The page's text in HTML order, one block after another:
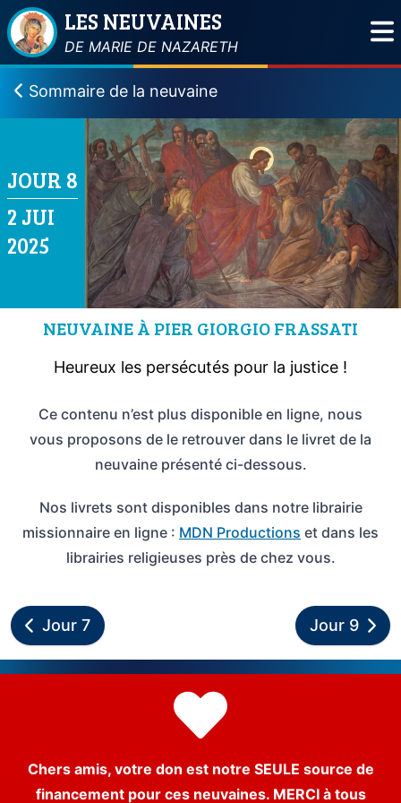
LES NEUVAINES
DE MARIE DE NAZARETH
Sommaire de la neuvaine
JOUR 8
2 JUI
2025
NEUVAINE À PIER GIORGIO FRASSATI
Heureux les persécutés pour la justice !
Ce contenu n’est plus disponible en ligne, nous
vous proposons de le retrouver dans le livret de la
neuvaine présenté ci-dessous.
Nos livrets sont disponibles dans notre librairie
missionnaire en ligne : MDN Productions et dans les
librairies religieuses près de chez vous.
Jour 7 Jour 9
Chers amis, votre don est notre SEULE source de
financement pour ces neuvaines. MERCI à tous